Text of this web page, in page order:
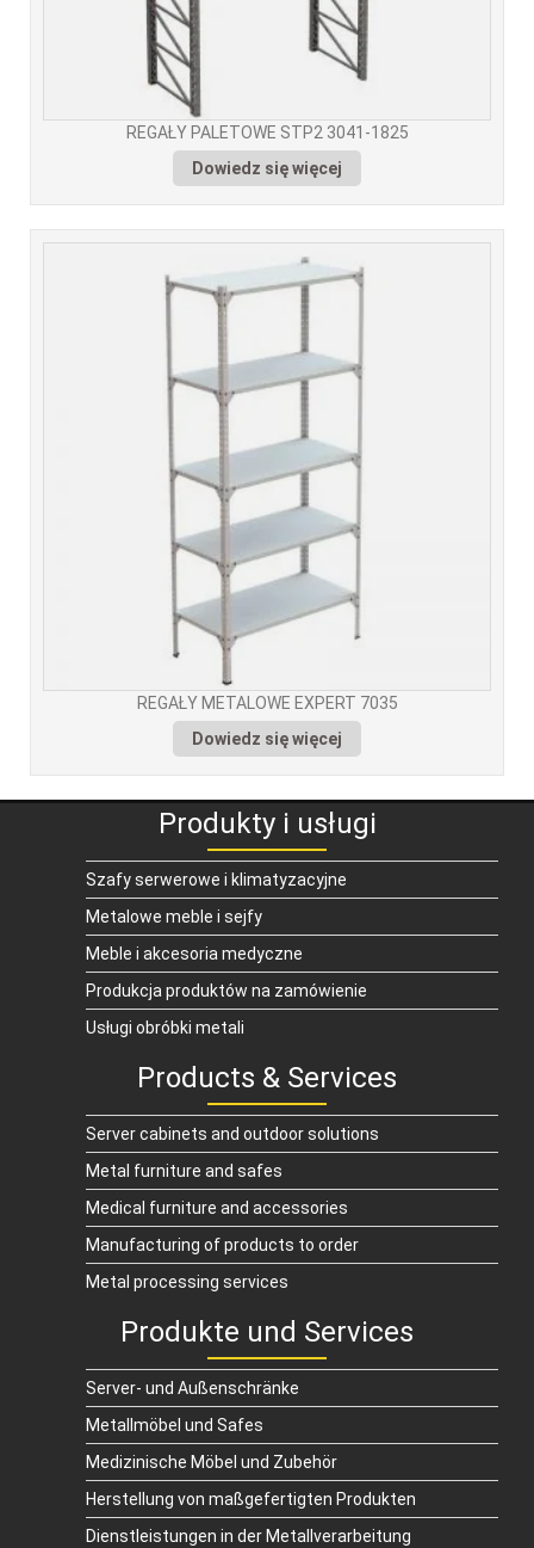
REGAŁY PALETOWE STP2 3041-1825
Dowiedz się więcej
REGAŁY METALOWE EXPERT 7035
Dowiedz się więcej
Produkty i usługi
Szafy serwerowe i klimatyzacyjne
Metalowe meble i sejfy
Meble i akcesoria medyczne
Produkcja produktów na zamówienie
Usługi obróbki metali
Products & Services
Server cabinets and outdoor solutions
Metal furniture and safes
Medical furniture and accessories
Manufacturing of products to order
Metal processing services
Produkte und Services
Server- und Außenschränke
Metallmöbel und Safes
Medizinische Möbel und Zubehör
Herstellung von maßgefertigten Produkten
Dienstleistungen in der Metallverarbeitung